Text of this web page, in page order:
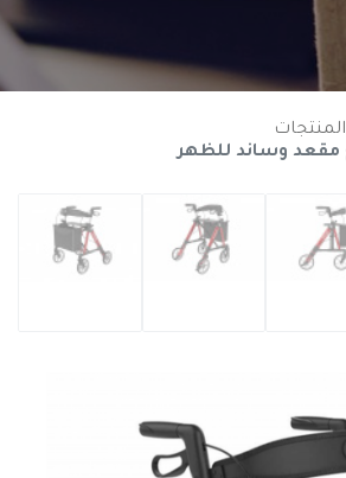
المنتجات